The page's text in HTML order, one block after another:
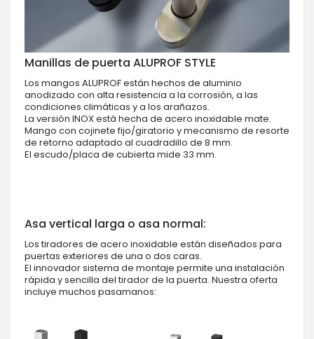
Manillas de puerta ALUPROF STYLE
Los mangos ALUPROF están hechos de aluminio
anodizado con alta resistencia a la corrosión, a las
condiciones climáticas y a los arañazos.
La versión INOX está hecha de acero inoxidable mate.
Mango con cojinete fijo/giratorio y mecanismo de resorte
de retorno adaptado al cuadradillo de 8 mm.
El escudo/placa de cubierta mide 33 mm.
Asa vertical larga o asa normal:
Los tiradores de acero inoxidable están diseñados para
puertas exteriores de una o dos caras.
El innovador sistema de montaje permite una instalación
rápida y sencilla del tirador de la puerta. Nuestra oferta
incluye muchos pasamanos: